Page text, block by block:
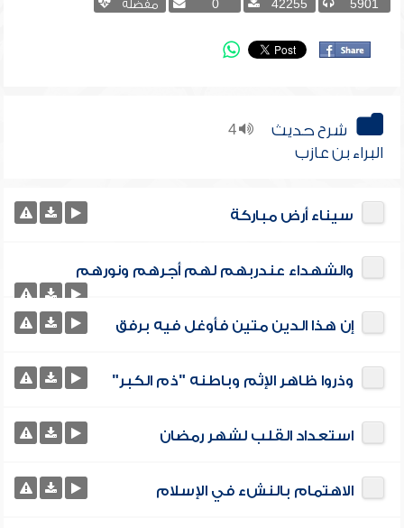
5901
42255
0 مفضلة
4
شرح حديث
البراء بن عازب
سيناء أرض مباركة
والشهداء عندربهم لهم أجرهم ونورهم
إن هذا الدين متين فأوغل فيه برفق
وذروا ظاهر الإثم وباطنه "ذم الكبر"
استعداد القلب لشهر رمضان
الاهتمام بالنشء في الإسلام